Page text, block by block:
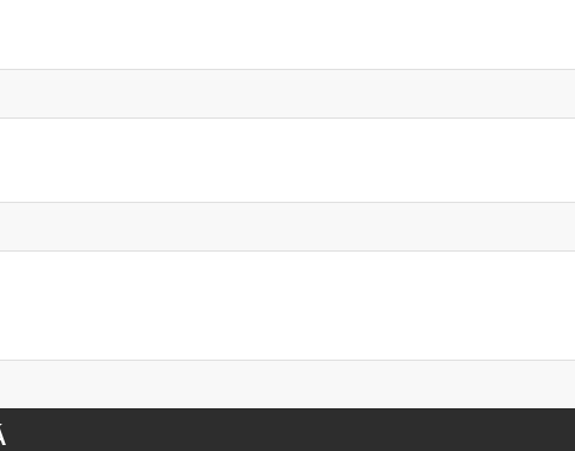
sạch sẽ và không bị mốc thâm kim.
thâm kim
nước sôi để khử trùng.
thoáng mát.